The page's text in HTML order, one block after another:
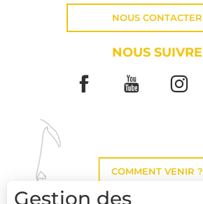
NOUS CONTACTER
NOUS SUIVRE
COMMENT VENIR ?
Gestion des